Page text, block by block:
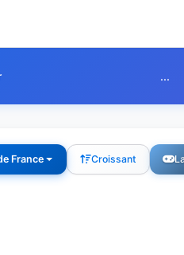
...
France Croissant